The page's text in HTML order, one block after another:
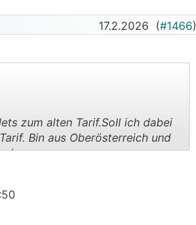
zum alten Tarif.Soll ich dabei
Bin aus Oberösterreich und
17.2.2026 (#1466)
zum alten Tarif.Soll ich dabei
Bin aus Oberösterreich und